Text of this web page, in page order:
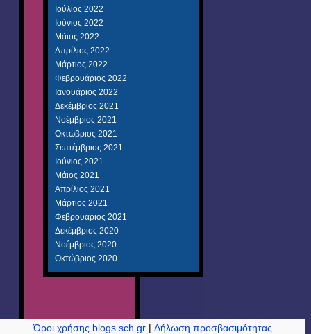
Ιούλιος 2022
Ιούνιος 2022
Μάιος 2022
Απρίλιος 2022
Μάρτιος 2022
Φεβρουάριος 2022
Ιανουάριος 2022
Δεκέμβριος 2021
Νοέμβριος 2021
Οκτώβριος 2021
Σεπτέμβριος 2021
Ιούνιος 2021
Μάιος 2021
Απρίλιος 2021
Μάρτιος 2021
Φεβρουάριος 2021
Δεκέμβριος 2020
Νοέμβριος 2020
Οκτώβριος 2020
Όροι χρήσης blogs.sch.gr |Δήλωση προσβασιμότητας